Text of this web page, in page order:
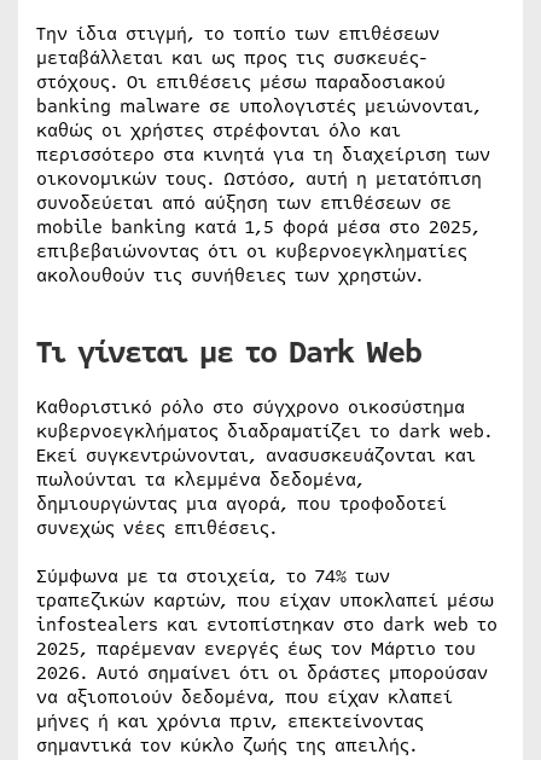
Την ίδια στιγμή, το τοπίο των επιθέσεων
μεταβάλλεται και ως προς τις συσκευές-
στόχους. Οι επιθέσεις μέσω παραδοσιακού
banking malware σε υπολογιστές μειώνονται,
καθώς οι χρήστες στρέφονται όλο και
περισσότερο στα κινητά για τη διαχείριση των
οικονομικών τους. Ωστόσο, αυτή η μετατόπιση
συνοδεύεται από αύξηση των επιθέσεων σε
mobile banking κατά 1,5 φορά μέσα στο 2025,
επιβεβαιώνοντας ότι οι κυβερνοεγκληματίες
ακολουθούν τις συνήθειες των χρηστών.
Τι γίνεται με το Dark Web
Καθοριστικό ρόλο στο σύγχρονο οικοσύστημα
κυβερνοεγκλήματος διαδραματίζει το dark web.
Εκεί συγκεντρώνονται, ανασυσκευάζονται και
πωλούνται τα κλεμμένα δεδομένα,
δημιουργώντας μια αγορά, που τροφοδοτεί
συνεχώς νέες επιθέσεις.
Σύμφωνα με τα στοιχεία, το 74% των
τραπεζικών καρτών, που είχαν υποκλαπεί μέσω
infostealers και εντοπίστηκαν στο dark web το
2025, παρέμεναν ενεργές έως τον Μάρτιο του
2026. Αυτό σημαίνει ότι οι δράστες μπορούσαν
να αξιοποιούν δεδομένα, που είχαν κλαπεί
μήνες ή και χρόνια πριν, επεκτείνοντας
σημαντικά τον κύκλο ζωής της απειλής.